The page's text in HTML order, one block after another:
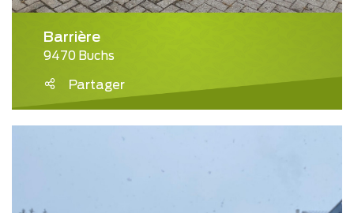
Barrière
9470 Buchs
Partager